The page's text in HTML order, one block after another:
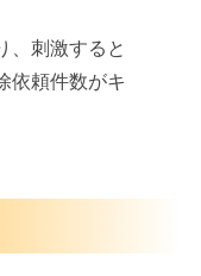
、刺激すると
依頼件数がキ